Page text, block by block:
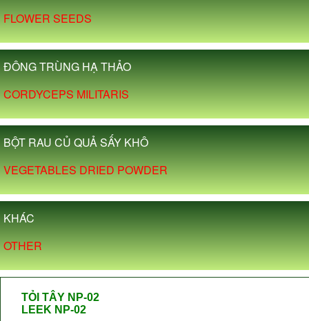
FLOWER SEEDS
ĐÔNG TRÙNG HẠ THẢO
CORDYCEPS MILITARIS
BỘT RAU CỦ QUẢ SẤY KHÔ
VEGETABLES DRIED POWDER
KHÁC
OTHER
TỎI TÂY NP-02
LEEK NP-02